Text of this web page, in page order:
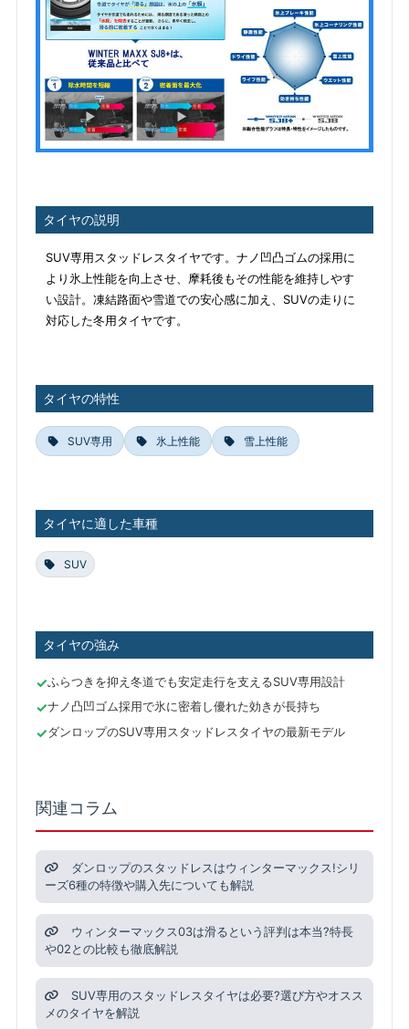
タイヤの説明
SUV専用スタッドレスタイヤです。ナノ凹凸ゴムの採用に
より氷上性能を向上させ、摩耗後もその性能を維持しやす
い設計。凍結路面や雪道での安心感に加え、SUVの走りに
対応した冬用タイヤです。
タイヤの特性
SUV専用 氷上性能 雪上性能
タイヤに適した車種
SUV
タイヤの強み
ふらつきを抑え冬道でも安定走行を支えるSUV専用設計
ナノ凸凹ゴム採用で氷に密着し優れた効きが長持ち
ダンロップのSUV専用スタッドレスタイヤの最新モデル
関連コラム
ダンロップのスタッドレスはウィンターマックス!シリ
ーズ6種の特徴や購入先についても解説
ウィンターマックス03は滑るという評判は本当?特長
や02との比較も徹底解説
SUV専用のスタッドレスタイヤは必要?選び方やオスス
メのタイヤを解説